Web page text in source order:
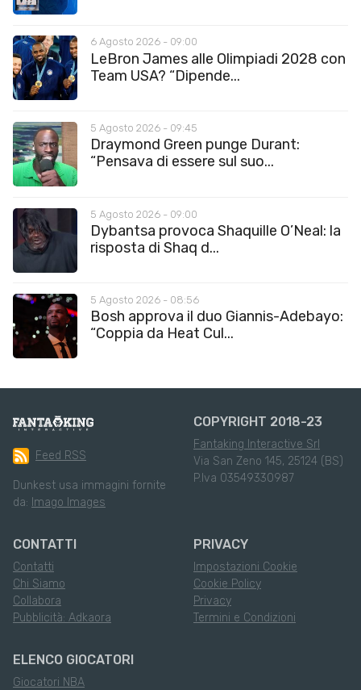
6 Agosto 2026 - 09:00
LeBron James alle Olimpiadi 2028 con
Team USA? “Dipende...
5 Agosto 2026 - 09:45
Draymond Green punge Durant:
“Pensava di essere sul suo...
5 Agosto 2026 - 09:00
Dybantsa provoca Shaquille O’Neal: la
risposta di Shaq d...
5 Agosto 2026 - 08:56
Bosh approva il duo Giannis-Adebayo:
“Coppia da Heat Cul...
Feed RSS
Dunkest usa immagini fornite
da: Imago Images
COPYRIGHT 2018-23
Fantaking Interactive Srl
Via San Zeno 145, 25124 (BS)
P.Iva 03549330987
CONTATTI
Contatti
Chi Siamo
Collabora
Pubblicità: Adkaora
PRIVACY
Impostazioni Cookie
Cookie Policy
Privacy
Termini e Condizioni
ELENCO GIOCATORI
Giocatori NBA